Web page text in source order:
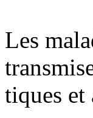
Les
tiques et